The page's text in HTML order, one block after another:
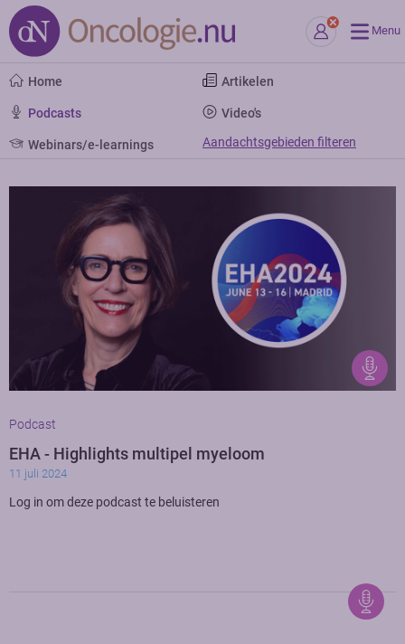
Menu
Home Artikelen
Podcasts Video's
Webinars/e-learnings Aandachtsgebieden filteren
Podcast
EHA - Highlights multipel myeloom
11 juli 2024
Log in om deze podcast te beluisteren